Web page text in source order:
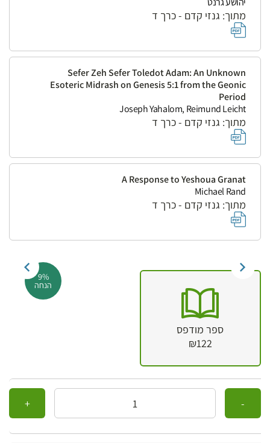
מתוך: גנזי קדם - כרך ד
Sefer Zeh Sefer Toledot Adam: An Unknown
Esoteric Midrash on Genesis 5:1 from the Geonic
Period
Joseph Yahalom, Reimund Leicht
מתוך: גנזי קדם - כרך ד
A Response to Yeshoua Granat
Michael Rand
מתוך: גנזי קדם - כרך ד
9%
הנחה
ספר מודפס
₪122
כמות